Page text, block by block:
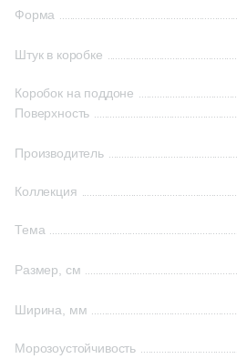
Шестиугольная
Восьмиугольная
Материал
Керамическая
Из красной глины
36x36 ( 4)
60x30 (
80x33 (64 )
90x33 (26)
Форма
Штук в коробке
Коробок на поддоне
Поверхность
Производитель
Коллекция
Тема
Размер, см
Ширина, мм
Морозоустойчивость